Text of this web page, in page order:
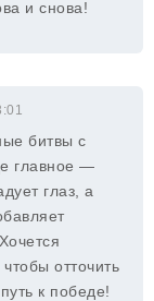
и снова!
битвы с
главное —
глаз, а
отточить
к победе!